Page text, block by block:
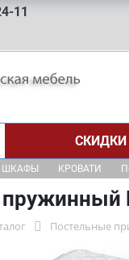
11
СКИДКИ
ШКАФЫ КРОВАТИ
Постельные